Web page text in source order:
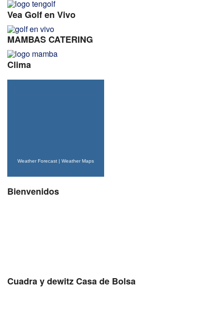
Vea Golf en Vivo
MAMBAS CATERING
Clima
Weather Forecast | Weather Maps
Bienvenidos
Cuadra y dewitz Casa de Bolsa